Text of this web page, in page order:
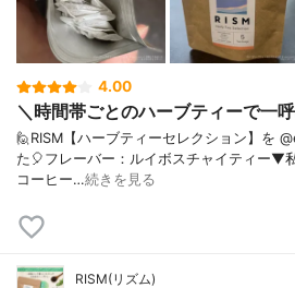
4.00
＼時間帯ごとのハーブティーで一
🙋RISM【ハーブティーセレクション】を
た🎈⁡フレーバー：ルイボスチャイティー⁡⁡⁡▼⁡
コーヒー…続きを見る
RISM(リズム)